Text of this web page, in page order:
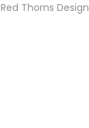
Red Thorns Design